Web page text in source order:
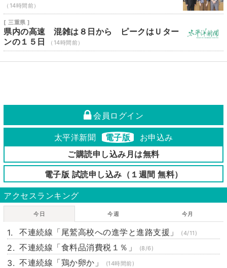
（14時間前）
[ 三重県 ]
県内の高速 混雑は８日から ピークはＵター
ンの１５日
（14時間前）
会員ログイン
太平洋新聞 電子版
お申込み
ご購読申し込み月は無料
電子版 試読申し込み（１週間 無料）
アクセスランキング
今日 今週 今月
不連続線「尾鷲高校への進学と進路支援」 (4/11)
不連続線「食料品消費税１％」 (8/6)
不連続線「鶏か卵か」 (14時間前)